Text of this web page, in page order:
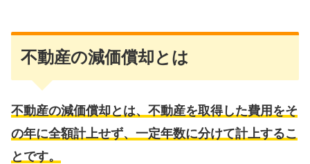
不動産の減価償却とは
不動産の減価償却とは、不動産を取得した費用をそ
の年に全額計上せず、一定年数に分けて計上するこ
とです。